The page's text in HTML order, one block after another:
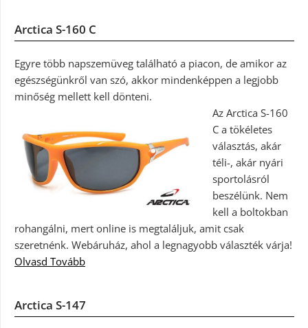
Arctica S-160 C
Egyre több napszemüveg található a piacon, de amikor az
egészségünkről van szó, akkor mindenképpen a legjobb
minőség mellett kell dönteni.
Az Arctica S-160
C a tökéletes
választás, akár
téli-, akár nyári
sportolásról
beszélünk. Nem
kell a boltokban
rohangálni, mert online is megtaláljuk, amit csak
szeretnénk. Webáruház, ahol a legnagyobb választék várja!
Olvasd Tovább
Arctica S-147